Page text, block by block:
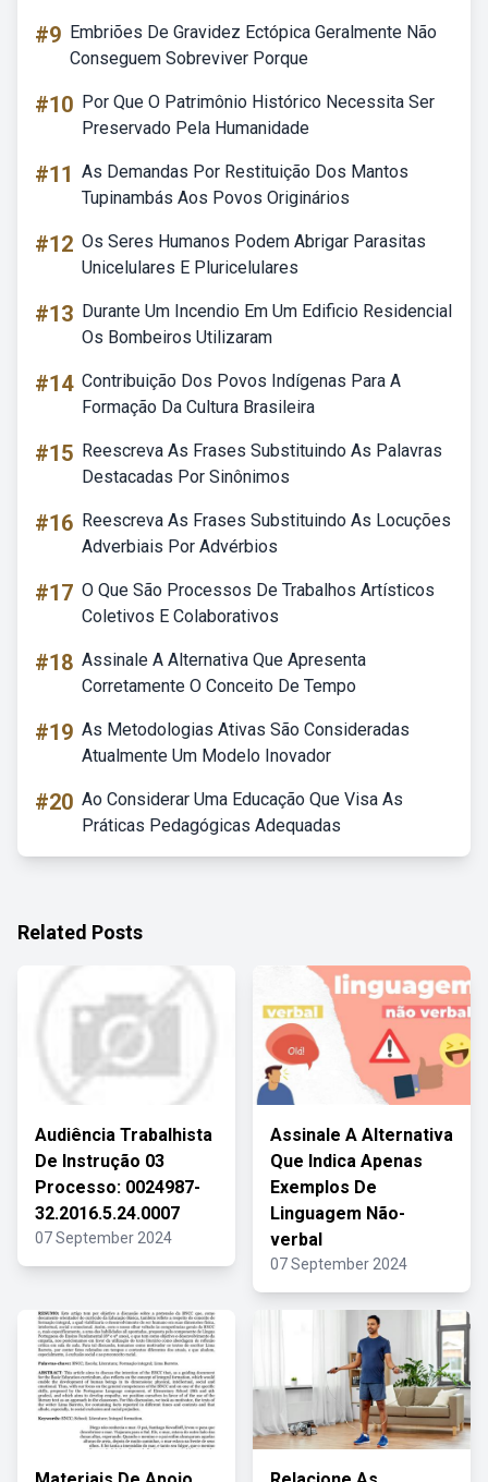
#9 Embriões De Gravidez Ectópica Geralmente Não
Conseguem Sobreviver Porque
#10 Por Que O Patrimônio Histórico Necessita Ser
Preservado Pela Humanidade
#11 As Demandas Por Restituição Dos Mantos
Tupinambás Aos Povos Originários
#12 Os Seres Humanos Podem Abrigar Parasitas
Unicelulares E Pluricelulares
#13 Durante Um Incendio Em Um Edificio Residencial
Os Bombeiros Utilizaram
#14 Contribuição Dos Povos Indígenas Para A
Formação Da Cultura Brasileira
#15 Reescreva As Frases Substituindo As Palavras
Destacadas Por Sinônimos
#16 Reescreva As Frases Substituindo As Locuções
Adverbiais Por Advérbios
#17 O Que São Processos De Trabalhos Artísticos
Coletivos E Colaborativos
#18 Assinale A Alternativa Que Apresenta
Corretamente O Conceito De Tempo
#19 As Metodologias Ativas São Consideradas
Atualmente Um Modelo Inovador
#20 Ao Considerar Uma Educação Que Visa As
Práticas Pedagógicas Adequadas
Related Posts
Audiência Trabalhista
De Instrução 03
Processo: 0024987-
32.2016.5.24.0007
07 September 2024
Assinale A Alternativa
Que Indica Apenas
Exemplos De
Linguagem Não-
verbal
07 September 2024